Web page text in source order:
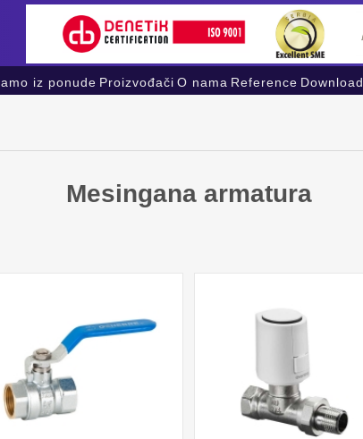
iz ponude Proizvođači O nama Reference Download
Mesingana armatura